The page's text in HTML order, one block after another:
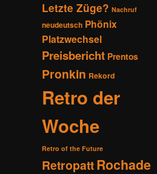
Letzte Züge? Nachruf
neudeutsch Phönix
Platzwechsel
Preisbericht Prentos
Pronkin Rekord
Retro der
Woche
Retro of the Future
RetropattRochade